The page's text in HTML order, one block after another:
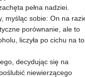
pełna nadziei.
myśląc sobie: On na
porównanie, ale to
liczyła po cichu na
decydując się na
niewierzącego